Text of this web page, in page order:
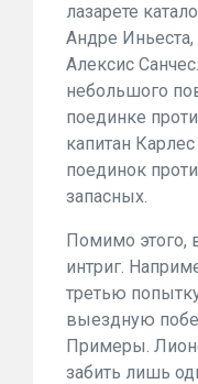
лазарете
Андре
Алексис
небольшого
поединке
капитан
поединок
запасных.
Помимо этого,
интриг.
третью
выездную
Примеры.
забить лишь